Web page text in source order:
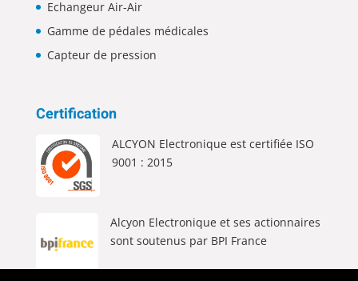
Echangeur Air-Air
Gamme de pédales médicales
Capteur de pression
Certification
ALCYON Electronique est certifiée ISO
9001 : 2015
Alcyon Electronique et ses actionnaires
sont soutenus par BPI France